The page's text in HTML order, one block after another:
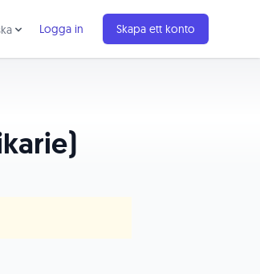
Logga in Skapa ett konto